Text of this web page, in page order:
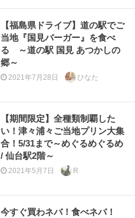
【福島県ドライブ】道の駅でご
当地『国見バーガー』を食べ
る ～道の駅 国見 あつかしの
郷～
2021年7月28日 ひなた
【期間限定】全種類制覇した
い！津々浦々ご当地プリン大集
合！5/31まで～めぐるめぐるめ
/ 仙台駅2階～
2021年5月7日 R
今すぐ買わネバ！食べネバ！